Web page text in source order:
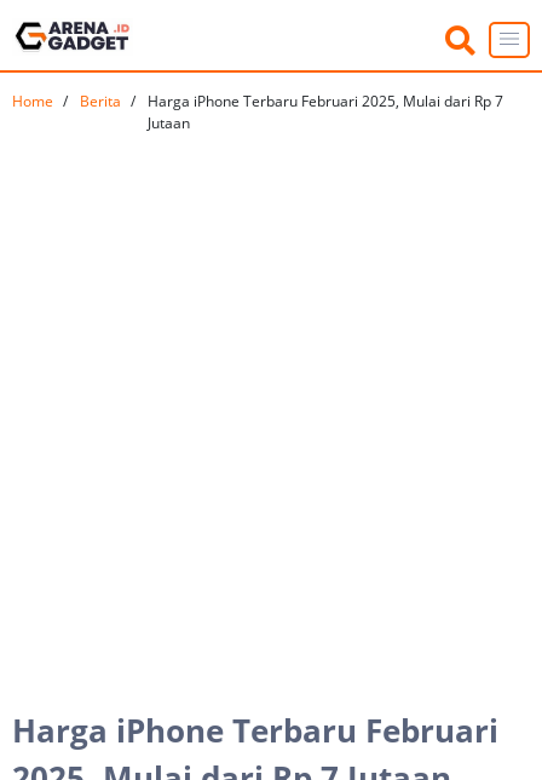
Home Berita
Harga iPhone Terbaru Februari 2025, Mulai dari Rp 7
Jutaan
Harga iPhone Terbaru Februari